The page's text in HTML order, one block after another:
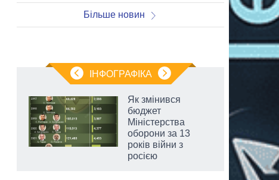
Більше новин
ІНФОГРАФІКА
Як змінився
бюджет
Міністерства
оборони за 13
років війни з
росією